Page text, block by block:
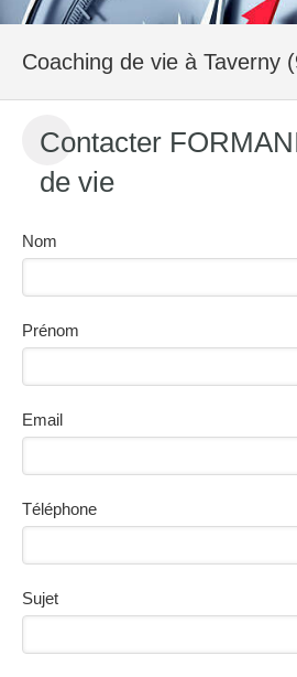
Coaching de vie à Taverny
Contacter
de vie
Nom
Prénom
Email
Téléphone
Sujet